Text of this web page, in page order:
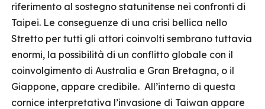
riferimento al sostegno statunitense nei confronti di
Taipei. Le conseguenze di una crisi bellica nello
Stretto per tutti gli attori coinvolti sembrano tuttavia
enormi, la possibilità di un conflitto globale con il
coinvolgimento di Australia e Gran Bretagna, o il
Giappone, appare credibile. All’interno di questa
cornice interpretativa l’invasione di Taiwan appare